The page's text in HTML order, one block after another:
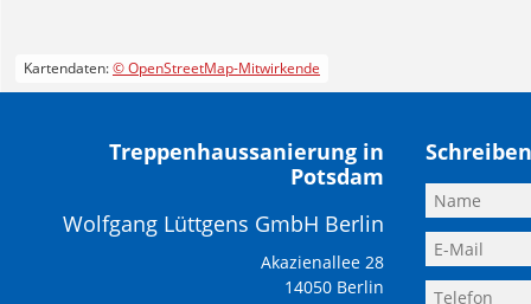
Kartendaten:© OpenStreetMap-Mitwirkende
Treppenhaussanierung in
Potsdam
Wolfgang Lüttgens GmbH Berlin
Akazienallee 28
14050 Berlin